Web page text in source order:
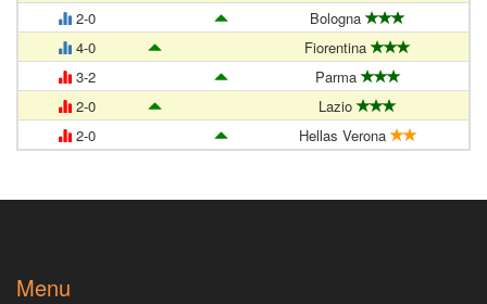
2-0
Bologna
4-0
Fiorentina
3-2
Parma
2-0
Lazio
2-0
Hellas Verona
Menu